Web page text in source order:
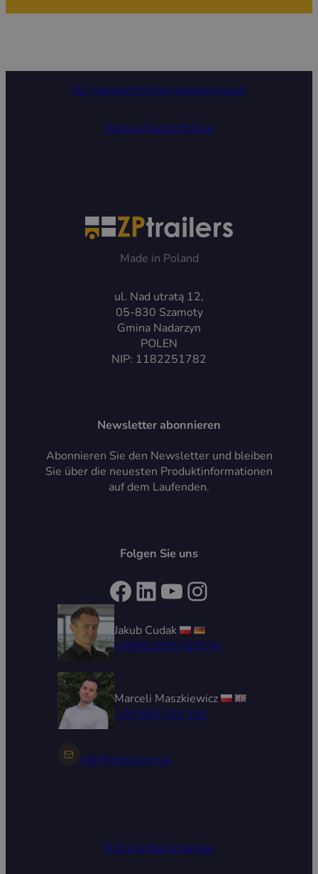
Für HändlerFAQServicebetreuung
Datenschutzrichtlinie
Made in Poland
ul. Nad utratą 12,
05-830 Szamoty
Gmina Nadarzyn
POLEN
NIP: 1182251782
Newsletter abonnieren
Abonnieren Sie den Newsletter und bleiben
Sie über die neuesten Produktinformationen
auf dem Laufenden.
Folgen Sie uns
Facebook LinkedIn YouTube Instagram
Jakub Cudak
+49692991782074
Marceli Maszkiewicz
+48 696 029 167
info@zptrailers.pl
EistrailerBaranhänger